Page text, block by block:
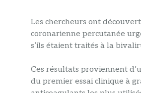
Les chercheurs ont
coronarienne percutanée
s’ils étaient traités à la
Ces résultats proviennent
du premier essai clinique à